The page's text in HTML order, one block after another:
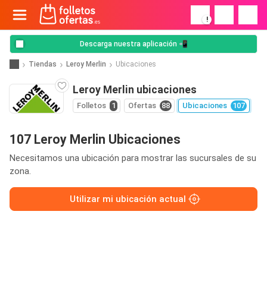
!
Descarga nuestra aplicación 📲
Tiendas Leroy Merlin Ubicaciones
Leroy Merlin ubicaciones
Folletos 1 Ofertas 88 Ubicaciones 107
107 Leroy Merlin Ubicaciones
Necesitamos una ubicación para mostrar las sucursales de su
zona.
Utilizar mi ubicación actual